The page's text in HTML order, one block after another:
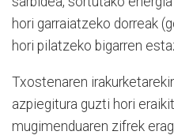
hori garraiatzeko dorreak
hori pilatzeko bigarren
Txostenaren
azpiegitura guzti hori
mugimenduaren zifrek